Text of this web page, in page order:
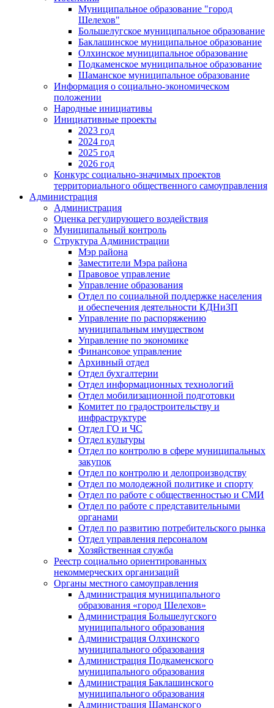
Муниципальное образование "город
Шелехов"
Большелугское муниципальное образование
Баклашинское муниципальное образование
Олхинское муниципальное образование
Подкаменское муниципальное образование
Шаманское муниципальное образование
Информация о социально-экономическом
положении
Народные инициативы
Инициативные проекты
2023 год
2024 год
2025 год
2026 год
Конкурс социально-значимых проектов
территориального общественного самоуправления
Администрация
Администрация
Оценка регулирующего воздействия
Муниципальный контроль
Структура Администрации
Мэр района
Заместители Мэра района
Правовое управление
Управление образования
Отдел по социальной поддержке населения
и обеспечения деятельности КДНиЗП
Управление по распоряжению
муниципальным имуществом
Управление по экономике
Финансовое управление
Архивный отдел
Отдел бухгалтерии
Отдел информационных технологий
Отдел мобилизационной подготовки
Комитет по градостроительству и
инфраструктуре
Отдел ГО и ЧС
Отдел культуры
Отдел по контролю в сфере муниципальных
закупок
Отдел по контролю и делопроизводству
Отдел по молодежной политике и спорту
Отдел по работе с общественностью и СМИ
Отдел по работе с представительными
органами
Отдел по развитию потребительского рынка
Отдел управления персоналом
Хозяйственная служба
Реестр социально ориентированных
некоммерческих организаций
Органы местного самоуправления
Администрация муниципального
образования «город Шелехов»
Администрация Большелугского
муниципального образования
Администрация Олхинского
муниципального образования
Администрация Подкаменского
муниципального образования
Администрация Баклашинского
муниципального образования
Администрация Шаманского